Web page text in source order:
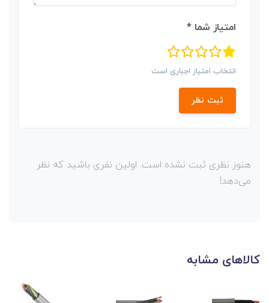
امتیاز شما *
انتخاب امتیاز اجباری است
ثبت نظر
هنوز نظری ثبت نشده است. اولین نفری باشید که نظر
می‌دهد!
کالاهای مشابه